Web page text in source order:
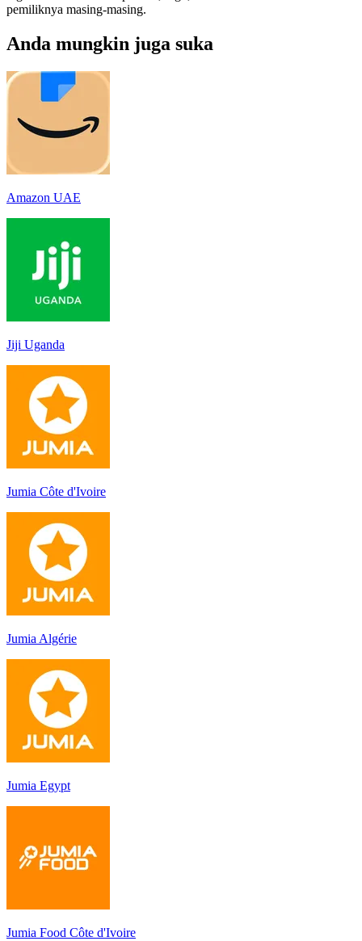
pemiliknya masing-masing.
Anda mungkin juga suka
Amazon UAE
Jiji Uganda
Jumia Côte d'Ivoire
Jumia Algérie
Jumia Egypt
Jumia Food Côte d'Ivoire